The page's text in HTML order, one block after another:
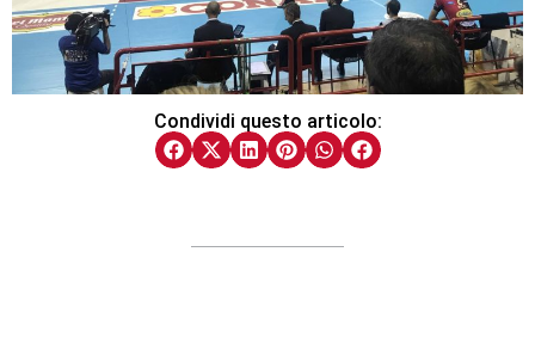
Condividi questo articolo: